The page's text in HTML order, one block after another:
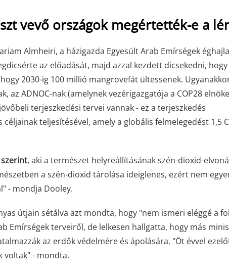
vevő országok megértették-e a
Almheiri, a házigazda Egyesült Arab Emírségek
az előadását, majd azzal kezdett dicsekedni, hogy
2030-ig 100 millió mangrovefát ültessenek.
az ADNOC-nak (amelynek vezérigazgatója a COP28
terjeszkedési tervei vannak - ez a terjeszkedés
teljesítésével, amely a globális felmelegedést 1,5
, aki a természet helyreállításának szén-dioxid-
a szén-dioxid tárolása ideiglenes, ezért nem
- mondja Dooley.
útjain sétálva azt mondta, hogy "nem ismeri eléggé a
Emírségek terveiről, de lelkesen hallgatta, hogy más
az erdők védelmére és ápolására. "Öt évvel
voltak" - mondta.